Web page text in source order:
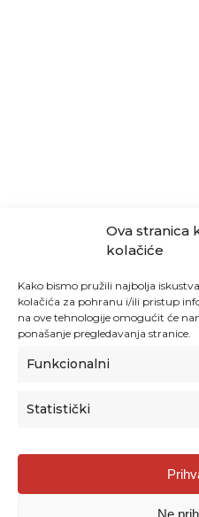
Ova stranica
kolačiće
Kako bismo pružili najbolja
kolačića za pohranu i/ili pristup
na ove tehnologije omogućit će
ponašanje pregledavanja stranice.
Funkcionalni
Statistički
Ne
Agencija za odgoj i
Donje Svetice 38, 10000